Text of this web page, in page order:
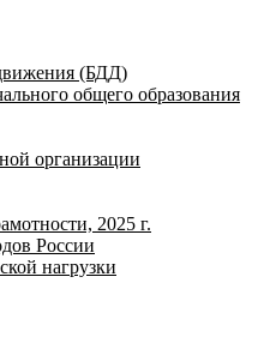
(БДД)
общего образования
организации
2025 г.
России
нагрузки